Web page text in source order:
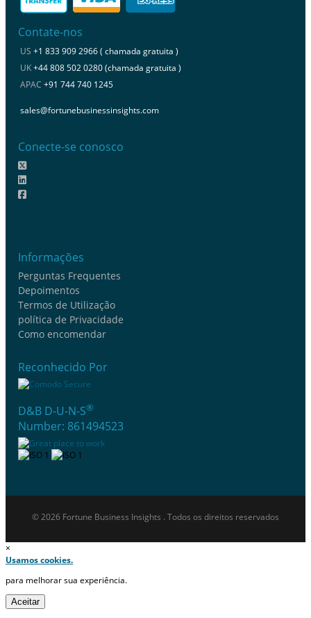
Contate-nos
US +1 833 909 2966 ( chamada gratuita )
UK+44 808 502 0280 (chamada gratuita )
APAC +91 744 740 1245
sales@fortunebusinessinsights.com
Conecte-se conosco
Informações
Perguntas Frequentes
Depoimentos
Termos de Utilização
política de Privacidade
Como encomendar
Reconhecido Por
D&B D-U-N-S®
Number: 861494523
© 2026 Fortune Business Insights . Todos os direitos reservados
×
Usamos cookies.
para melhorar sua experiência.
Aceitar